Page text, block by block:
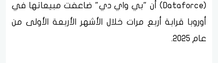
(Dataforce) أن "بي واي دي" ضاعفت مبيعاتها في
أوروبا قرابة أربع مرات خلال الأشهر الأربعة الأولى من
عام 2025.